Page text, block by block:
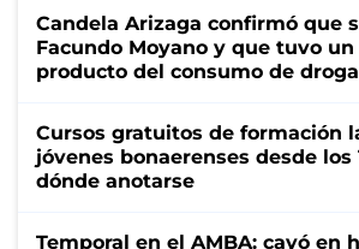
Candela Arizaga confirmó que
Facundo Moyano y que tuvo
producto del consumo de
Cursos gratuitos de formación
jóvenes bonaerenses desde los
dónde anotarse
Temporal en el AMBA: cayó en